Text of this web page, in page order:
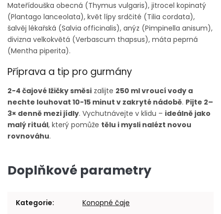
Mateřídouška obecná (Thymus vulgaris), jitrocel kopinatý
(Plantago lanceolata), květ lípy srdčité (Tilia cordata),
šalvěj lékařská (Salvia officinalis), anýz (Pimpinella anisum),
divizna velkokvětá (Verbascum thapsus), máta peprná
(Mentha piperita).
Příprava a tip pro gurmány
2-4 čajové lžičky směsi zalijte 250 ml vroucí vody a
nechte louhovat 10-15 minut v zakryté nádobě. Pijte 2–
3× denně mezi jídly. Vychutnávejte v klidu – ideálně jako
malý rituál, který pomůže tělu i mysli nalézt novou
rovnováhu.
Doplňkové parametry
Kategorie: Konopné čaje